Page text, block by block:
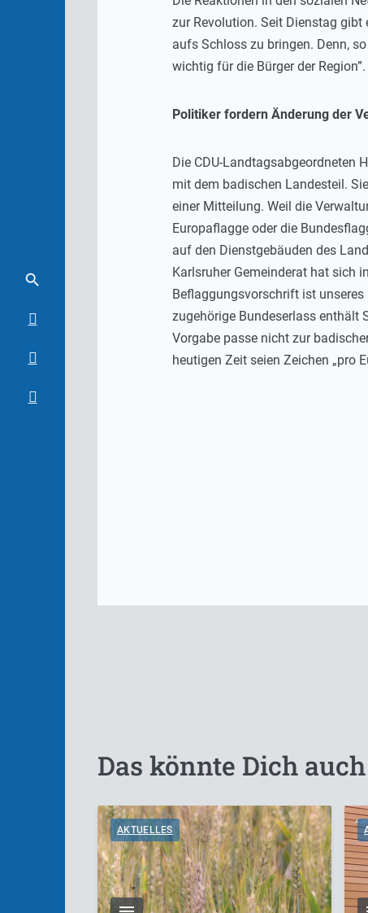
zur Revolution. Seit Dienstag gibt
aufs Schloss zu bringen. Denn,
wichtig für die Bürger der Region”.
Politiker fordern Änderung der
Die CDU-Landtagsabgeordneten
mit dem badischen Landesteil.
einer Mitteilung. Weil die
Europaflagge oder die
auf den Dienstgebäuden des
Karlsruher Gemeinderat hat sich
Beflaggungsvorschrift ist
zugehörige Bundeserlass enthält
Vorgabe passe nicht zur
heutigen Zeit seien Zeichen „pro
Das könnte Dich
AKTUELLES